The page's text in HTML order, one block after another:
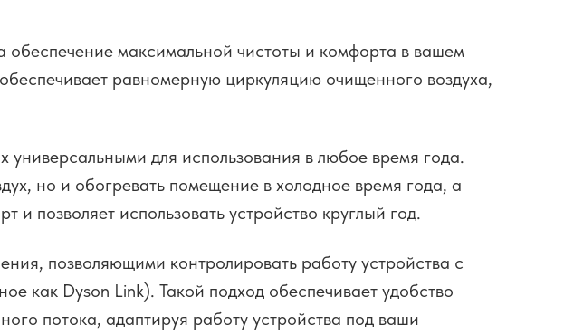
обеспечение максимальной чистоты и комфорта в вашем
равномерную циркуляцию очищенного воздуха,
для использования в любое время года.
но и обогревать помещение в холодное время года, а
позволяет использовать устройство круглый год.
позволяющими контролировать работу устройства с
как Dyson Link). Такой подход обеспечивает удобство
потока, адаптируя работу устройства под ваши